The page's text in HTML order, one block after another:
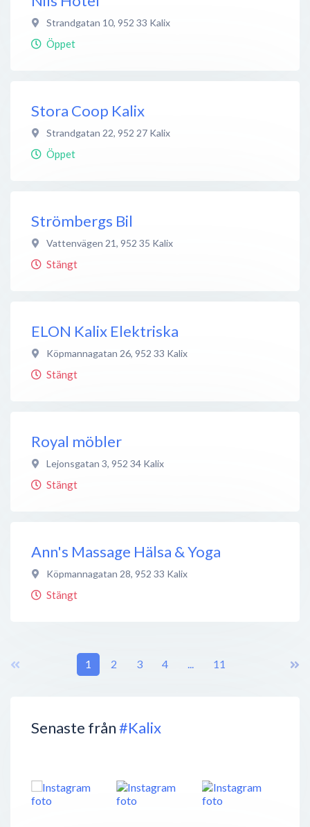
Senaste från#Kalix
Strandgatan 10, 952 33 Kalix
Öppet
Stora Coop Kalix
Strandgatan 22, 952 27 Kalix
Öppet
Strömbergs Bil
Vattenvägen 21, 952 35 Kalix
Stängt
ELON Kalix Elektriska
Köpmannagatan 26, 952 33 Kalix
Stängt
Royal möbler
Lejonsgatan 3, 952 34 Kalix
Stängt
Ann's Massage Hälsa & Yoga
Köpmannagatan 28, 952 33 Kalix
Stängt
1 2 3 4 ... 11